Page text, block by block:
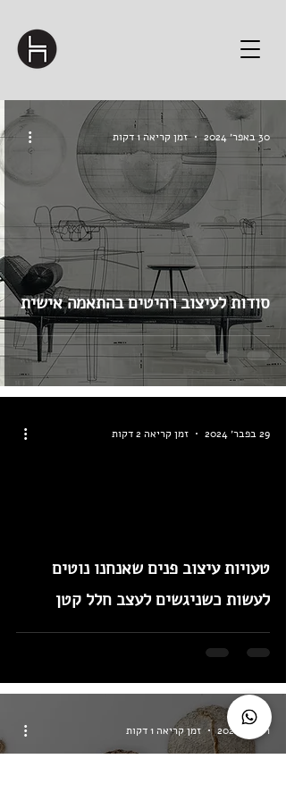
סודות לעיצוב רהיטים בהתאמה אישית
30 באפר׳ 2024 זמן קריאה 1 דקות
טעויות עיצוב פנים שאנחנו נוטים
לעשות כשניגשים לעצב חלל קטן
29 בפבר׳ 2024 זמן קריאה 2 דקות
1 בינו׳ 2024 זמן קריאה 1 דקות